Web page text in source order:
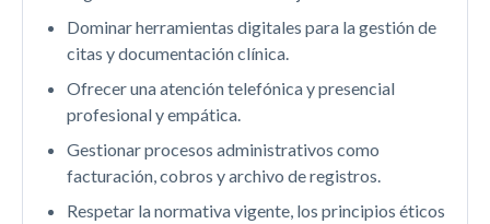
Dominar herramientas digitales para la gestión de
citas y documentación clínica.
Ofrecer una atención telefónica y presencial
profesional y empática.
Gestionar procesos administrativos como
facturación, cobros y archivo de registros.
Respetar la normativa vigente, los principios éticos